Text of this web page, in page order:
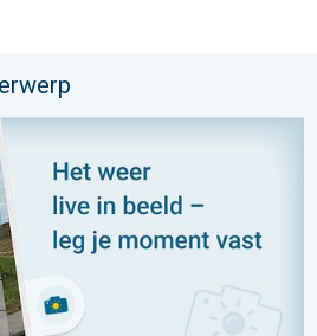
delen. Deel wat je ziet!. . .